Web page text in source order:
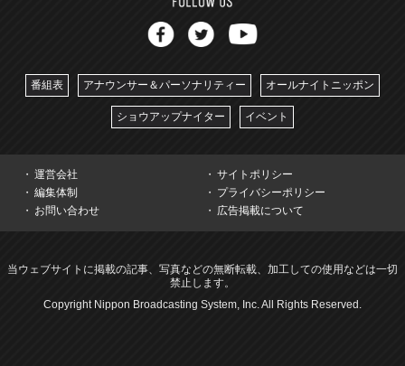
番組表 アナウンサー＆パーソナリティー オールナイトニッポン
ショウアップナイター イベント
運営会社
サイトポリシー
編集体制
プライバシーポリシー
お問い合わせ
広告掲載について
当ウェブサイトに掲載の記事、写真などの無断転載、加工しての使用などは一切
禁止します。
Copyright Nippon Broadcasting System, Inc. All Rights Reserved.